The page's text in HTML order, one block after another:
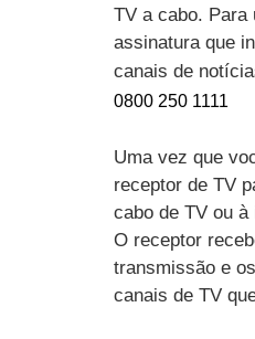
TV a cabo.
assinatura que
canais de
0800 250 1111
Uma vez que
receptor de TV
cabo de TV ou
O receptor
transmissão e
canais de TV